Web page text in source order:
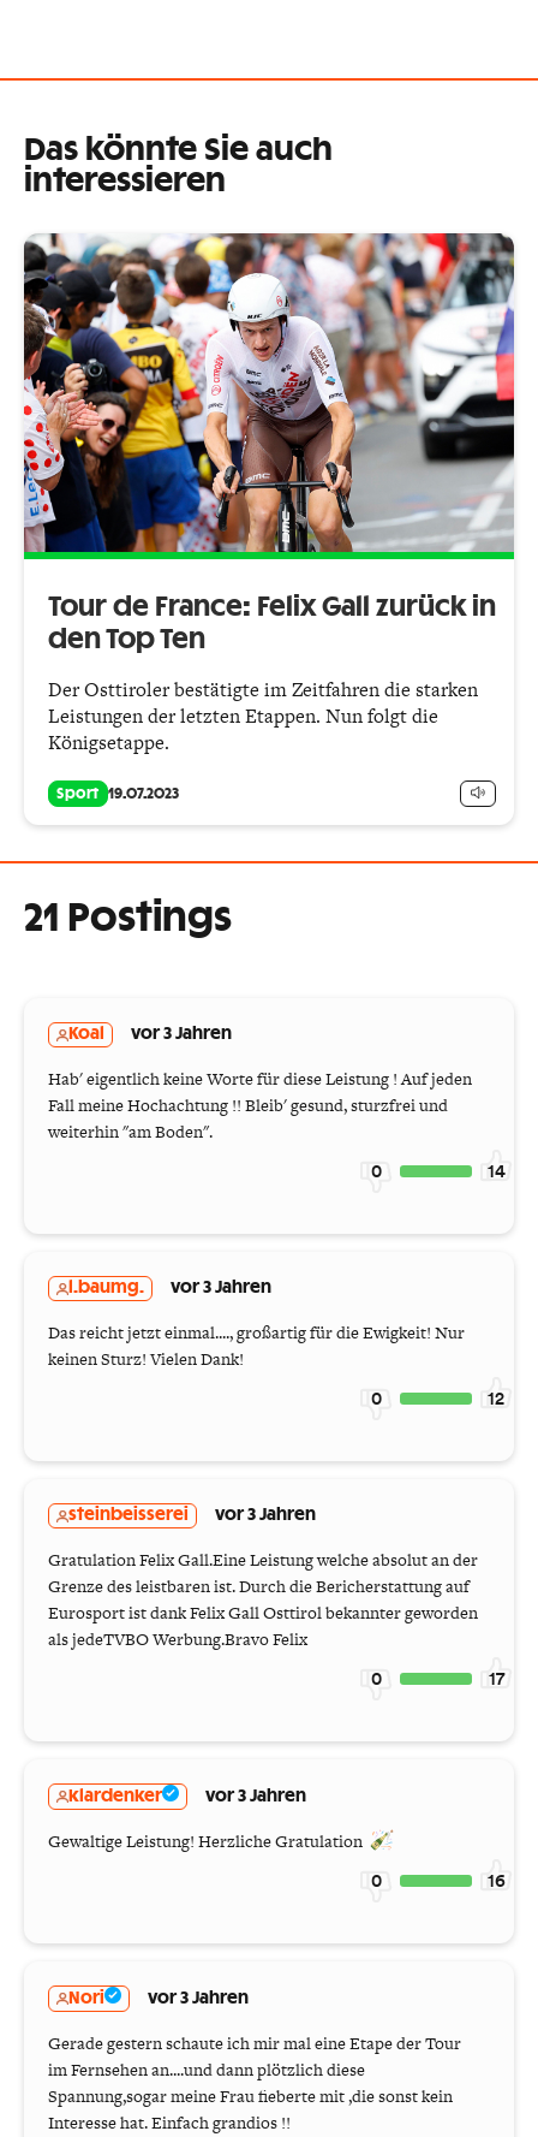
Das könnte Sie auch
interessieren
Tour de France: Felix Gall zurück in
den Top Ten
Der Osttiroler bestätigte im Zeitfahren die starken
Leistungen der letzten Etappen. Nun folgt die
Königsetappe.
Sport 19.07.2023
21 Postings
Koal vor 3 Jahren
Hab' eigentlich keine Worte für diese Leistung ! Auf jeden
Fall meine Hochachtung !! Bleib' gesund, sturzfrei und
weiterhin "am Boden".
0 14
l.baumg. vor 3 Jahren
Das reicht jetzt einmal...., großartig für die Ewigkeit! Nur
keinen Sturz! Vielen Dank!
0 12
steinbeisserei vor 3 Jahren
Gratulation Felix Gall.Eine Leistung welche absolut an der
Grenze des leistbaren ist. Durch die Bericherstattung auf
Eurosport ist dank Felix Gall Osttirol bekannter geworden
als jedeTVBO Werbung.Bravo Felix
0 17
klardenker vor 3 Jahren
Gewaltige Leistung! Herzliche Gratulation
0 16
Nori vor 3 Jahren
Gerade gestern schaute ich mir mal eine Etape der Tour
im Fernsehen an....und dann plötzlich diese
Spannung,sogar meine Frau fieberte mit ,die sonst kein
Interesse hat. Einfach grandios !!